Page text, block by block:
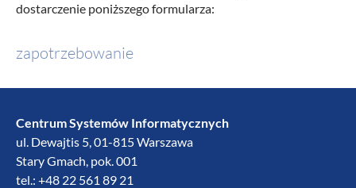
dostarczenie poniższego formularza:
zapotrzebowanie
Centrum Systemów Informatycznych
ul. Dewajtis 5, 01-815 Warszawa
Stary Gmach, pok. 001
tel.: +48 22 561 89 21